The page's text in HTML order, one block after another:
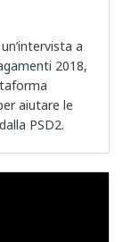
a
2018,
aiutare le
PSD2.